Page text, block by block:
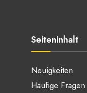
Seiteninhalt
Neuigkeiten
Häufige Fragen